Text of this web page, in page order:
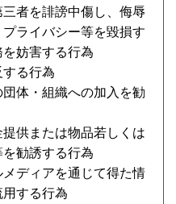
者を誹謗中傷し、侮辱
ライバシー等を毀損す
妨害する行為
る行為
体・組織への加入を勧
供または物品若しくは
勧誘する行為
ディアを通じて得た情
する行為